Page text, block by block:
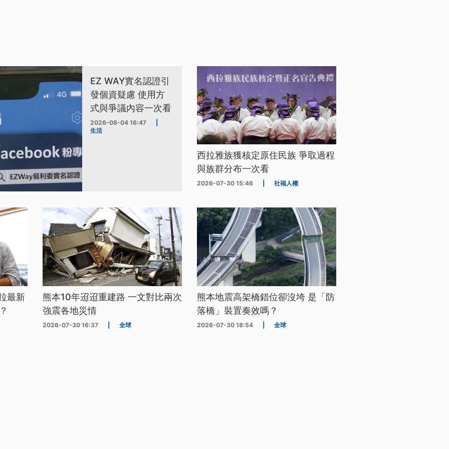
EZ WAY實名認證引
發個資疑慮 使用方
式與爭議內容一次看
2026-08-04 16:47
生活
西拉雅族獲核定原住民族 爭取過程
與族群分布一次看
2026-07-30 15:46 社福人權
最新
熊本10年迢迢重建路 一文對比兩次
強震各地災情
2026-07-30 16:37 全球
熊本地震高架橋錯位卻沒垮 是「防
落橋」裝置奏效嗎？
2026-07-30 18:54 全球